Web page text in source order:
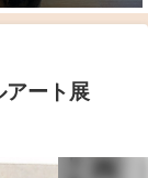
アート展